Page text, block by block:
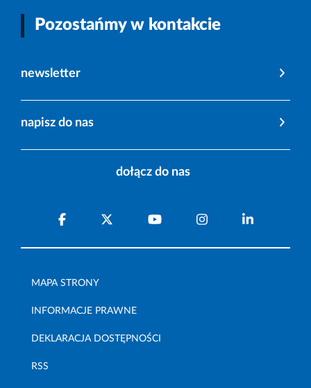
Pozostańmy w kontakcie
newsletter
napisz do nas
dołącz do nas
MAPA STRONY
INFORMACJE PRAWNE
DEKLARACJA DOSTĘPNOŚCI
RSS